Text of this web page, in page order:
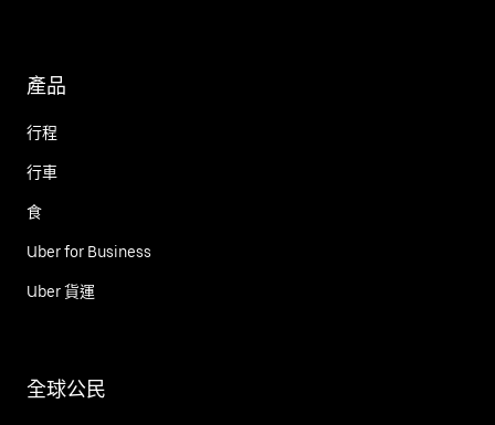
產品
行程
行車
食
Uber for Business
Uber 貨運
全球公民